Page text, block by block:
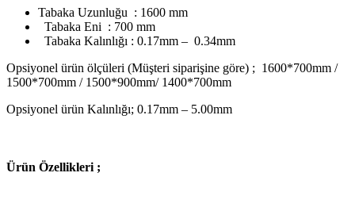
Tabaka Uzunluğu : 1600 mm
Tabaka Eni : 700 mm
Tabaka Kalınlığı : 0.17mm – 0.34mm
Opsiyonel ürün ölçüleri (Müşteri siparişine göre) ; 1600*700mm /
1500*700mm / 1500*900mm/ 1400*700mm
Opsiyonel ürün Kalınlığı; 0.17mm – 5.00mm
Ürün Özellikleri ;